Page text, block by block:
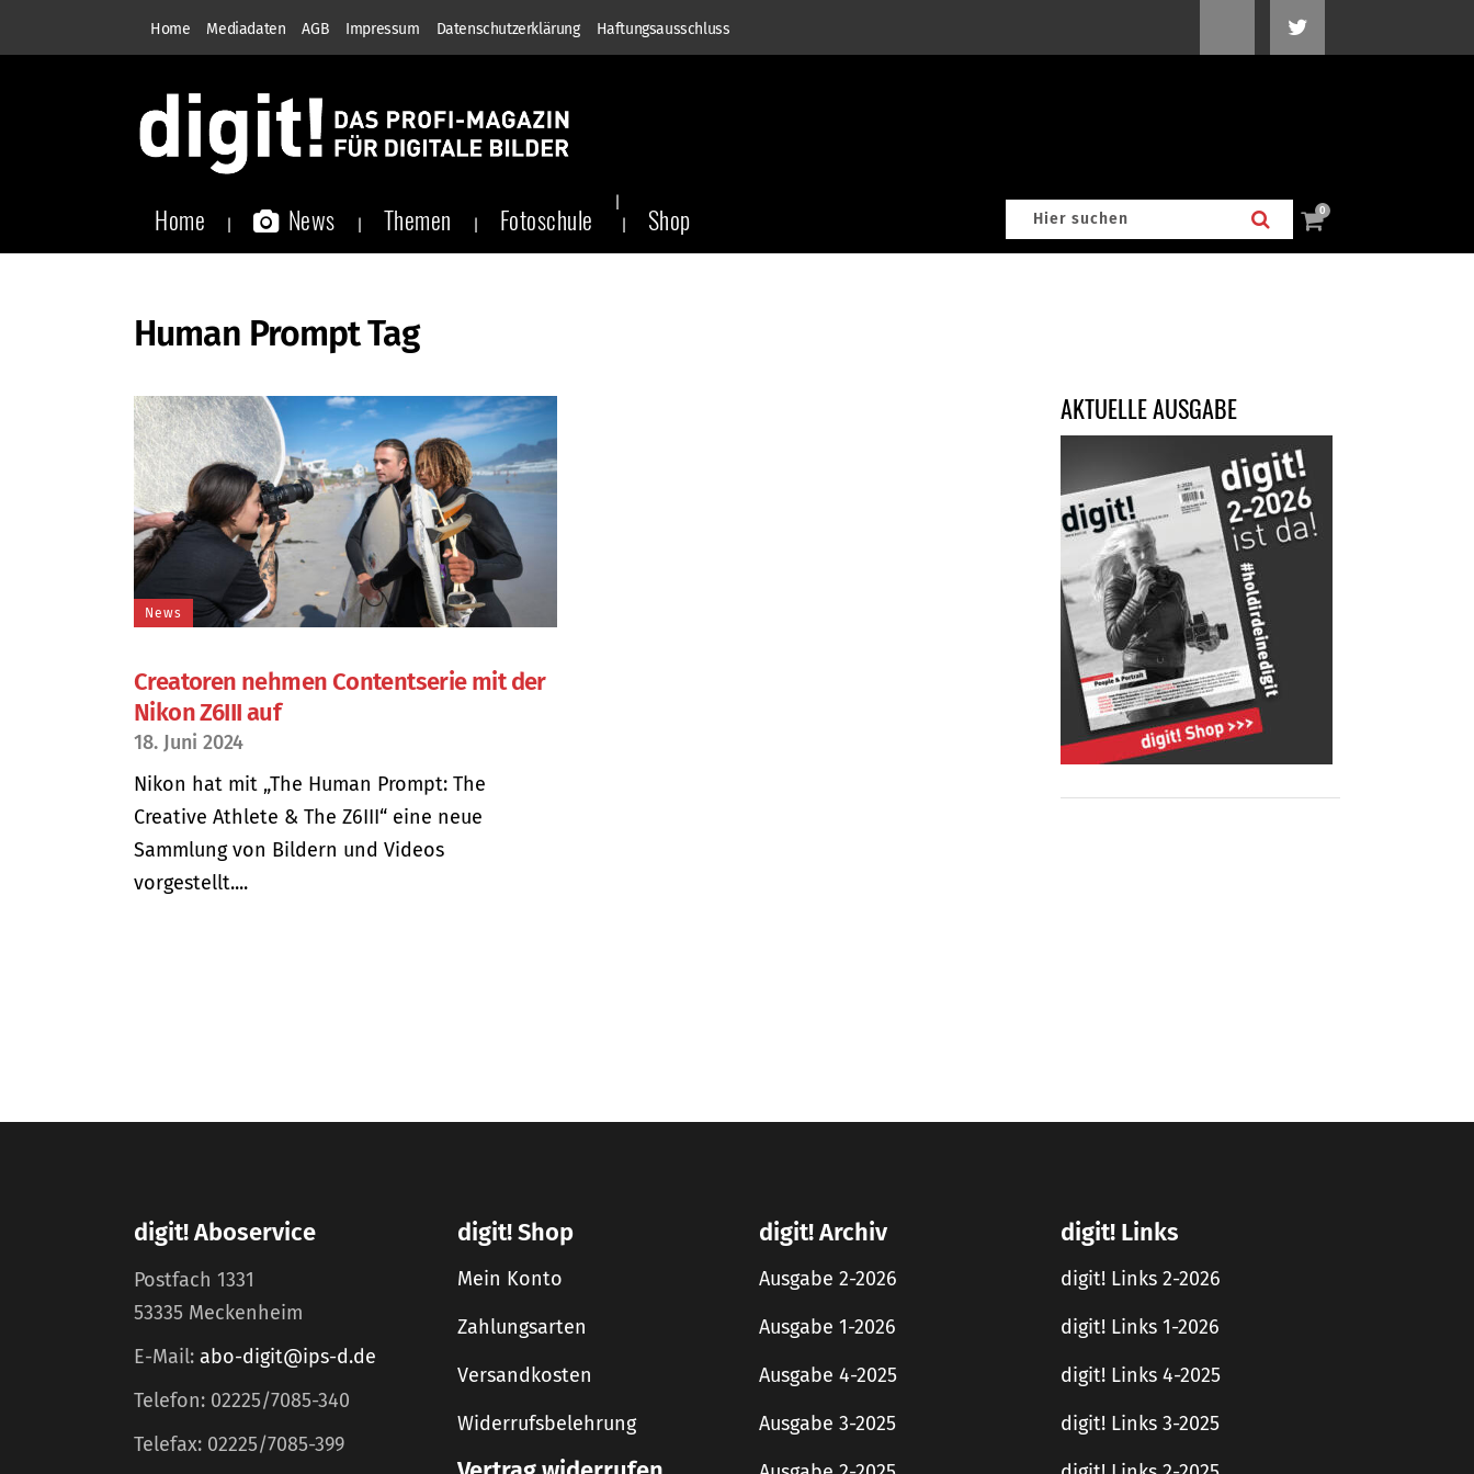
Home Mediadaten AGB Impressum Datenschutzerklärung Haftungsausschluss
Home News Themen Fotoschule Shop 0
Human Prompt Tag
News
Creatoren nehmen Contentserie mit der
Nikon Z6III auf
18. Juni 2024
Nikon hat mit „The Human Prompt: The
Creative Athlete & The Z6III“ eine neue
Sammlung von Bildern und Videos
vorgestellt....
AKTUELLE AUSGABE
digit! Aboservice
Postfach 1331
53335 Meckenheim
E-Mail: abo-digit@ips-d.de
Telefon: 02225/7085-340
Telefax: 02225/7085-399
digit! Shop
Mein Konto
Zahlungsarten
Versandkosten
Widerrufsbelehrung
digit! Archiv
Ausgabe 2-2026
Ausgabe 1-2026
Ausgabe 4-2025
Ausgabe 3-2025
digit! Links
digit! Links 2-2026
digit! Links 1-2026
digit! Links 4-2025
digit! Links 3-2025